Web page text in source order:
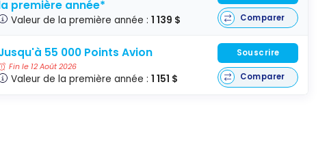
première année*
Valeur de la première année :1 139 $ Comparer
55 000 Points Avion
Fin le 12 Août 2026
Valeur de la première année :1 151 $
Souscrire
Comparer